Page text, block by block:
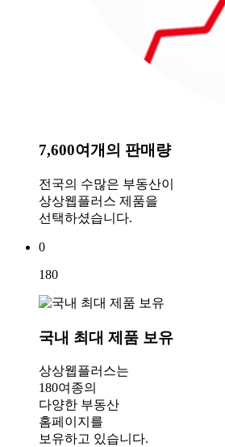
7,600여개의 판매량
전국의 수많은 부동산이
상상웹플러스 제품을
선택하셨습니다.
0
180
국내 최대 제품 보유
상상웹플러스는
180여종의
다양한 부동산
홈페이지를
보유하고 있습니다.